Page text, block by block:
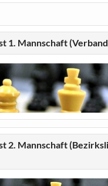
1. Mannschaft
2. Mannschaft